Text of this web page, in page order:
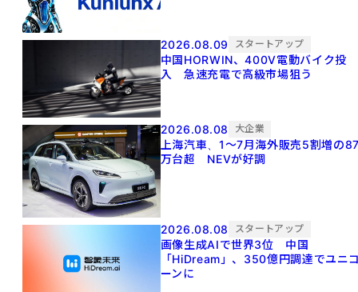
2026.08.09 スタートアップ
中国HORWIN、400V電動バイク投
入 急速充電で高級市場狙う
2026.08.08 大企業
上海汽車、1～7月海外販売5割増の
万台超 NEVが好調
2026.08.08 スタートアップ
画像生成AIで世界3位 中国
「HiDream」、350億円調達でユニ
ーンに